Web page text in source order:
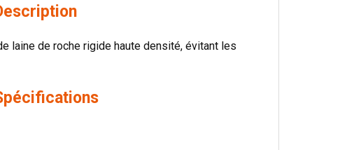
laine de roche rigide haute densité, évitant les